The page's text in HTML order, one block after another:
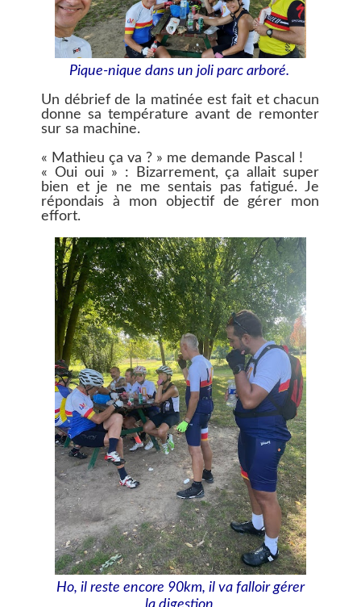
Pique-nique dans un joli parc arboré.
Un débrief de la matinée est fait et chacun
donne sa température avant de remonter
sur sa machine.
« Mathieu ça va ? » me demande Pascal !
« Oui oui » : Bizarrement, ça allait super
bien et je ne me sentais pas fatigué. Je
répondais à mon objectif de gérer mon
effort.
Ho, il reste encore 90km, il va falloir gérer
la digestion